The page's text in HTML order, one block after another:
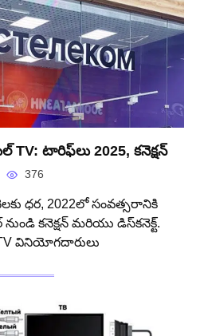
TV: టారిఫ్‌లు 2025, కనెక్షన్
376
ధర, 2022లో సంవత్సరానికి
కనెక్షన్ మరియు డిస్‌కనెక్ట్.
TV వినియోగదారులు